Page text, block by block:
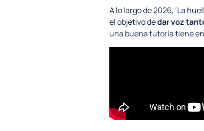
A lo largo de 2026, ‘La
el objetivo dedar voz
una buena tutoría tiene